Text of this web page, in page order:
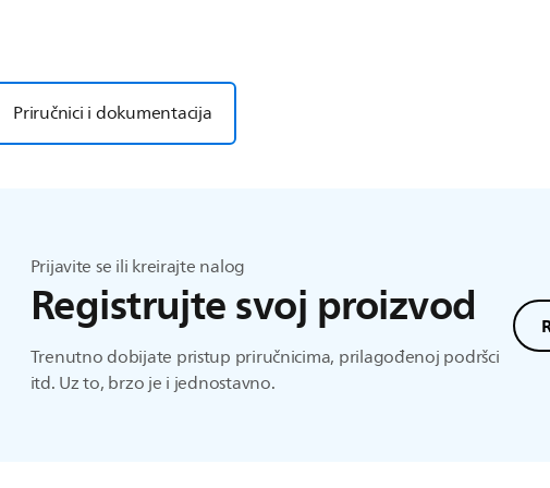
Priručnici i dokumentacija
Prijavite se ili kreirajte nalog
Registrujte svoj proizvod
Trenutno dobijate pristup priručnicima, prilagođenoj podršci
itd. Uz to, brzo je i jednostavno.